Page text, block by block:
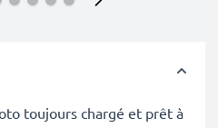
toujours chargé et prêt à